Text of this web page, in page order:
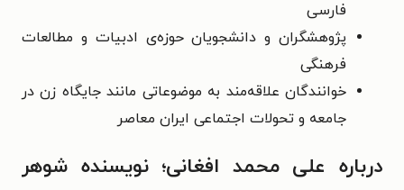
فارسی
پژوهشگران و دانشجویان حوزه‌ی ادبیات و مطالعات
فرهنگی
خوانندگان علاقه‌مند به موضوعاتی مانند جایگاه زن در
جامعه و تحولات اجتماعی ایران معاصر
درباره علی‌ محمد افغانی؛ نویسنده شوهر